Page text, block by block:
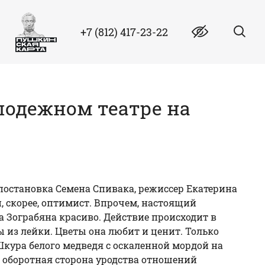
+7 (812) 417-23-22
театре на
Семена Спивака, режиссер Екатерина
оптимист. Впрочем, настоящий
красиво. Действие происходит в
из лейки. Цветы она любит и ценит. Только
белого медведя с оскаленной мордой на
сторона уродства отношений